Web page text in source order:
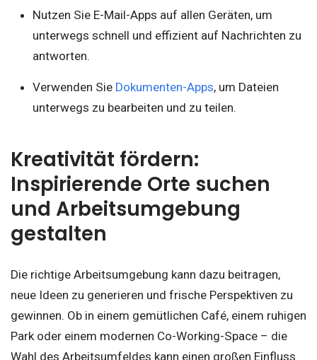
Nutzen Sie E-Mail-Apps auf allen Geräten, um
unterwegs schnell und effizient auf Nachrichten zu
antworten.
Verwenden Sie Dokumenten-Apps, um Dateien
unterwegs zu bearbeiten und zu teilen.
Kreativität fördern:
Inspirierende Orte suchen
und Arbeitsumgebung
gestalten
Die richtige Arbeitsumgebung kann dazu beitragen,
neue Ideen zu generieren und frische Perspektiven zu
gewinnen. Ob in einem gemütlichen Café, einem ruhigen
Park oder einem modernen Co-Working-Space – die
Wahl des Arbeitsumfeldes kann einen großen Einfluss